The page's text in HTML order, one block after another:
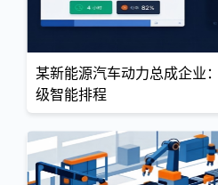
某新能源汽车动力总成企业
级智能排程